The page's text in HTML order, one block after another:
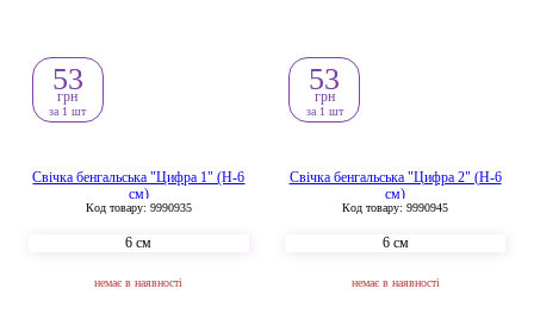
Свічка бенгальська "Цифра 1" (H-6
см)
Код товару: 9990935
6 см
53
грн
за 1 шт
немає в наявності
Свічка бенгальська "Цифра 2" (H-6
см)
Код товару: 9990945
6 см
53
грн
за 1 шт
немає в наявності